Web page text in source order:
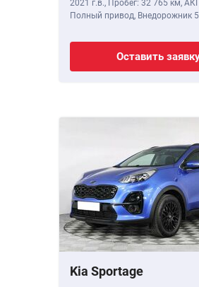
2021 г.в., Пробег: 32 765 км,
Полный привод, Внедорожник
Оставить
Kia Sportage